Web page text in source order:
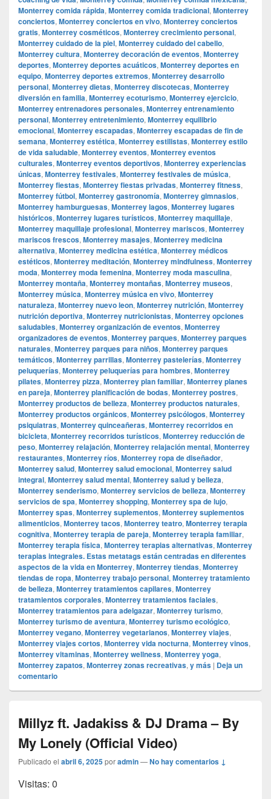
Monterrey comida rápida, Monterrey comida tradicional, Monterrey
conciertos, Monterrey conciertos en vivo, Monterrey conciertos
gratis, Monterrey cosméticos, Monterrey crecimiento personal,
Monterrey cuidado de la piel, Monterrey cuidado del cabello,
Monterrey cultura, Monterrey decoración de eventos, Monterrey
deportes, Monterrey deportes acuáticos, Monterrey deportes en
equipo, Monterrey deportes extremos, Monterrey desarrollo
personal, Monterrey dietas, Monterrey discotecas, Monterrey
diversión en familia, Monterrey ecoturismo, Monterrey ejercicio,
Monterrey entrenadores personales, Monterrey entrenamiento
personal, Monterrey entretenimiento, Monterrey equilibrio
emocional, Monterrey escapadas, Monterrey escapadas de fin de
semana, Monterrey estética, Monterrey estilistas, Monterrey estilo
de vida saludable, Monterrey eventos, Monterrey eventos
culturales, Monterrey eventos deportivos, Monterrey experiencias
únicas, Monterrey festivales, Monterrey festivales de música,
Monterrey fiestas, Monterrey fiestas privadas, Monterrey fitness,
Monterrey fútbol, Monterrey gastronomía, Monterrey gimnasios,
Monterrey hamburguesas, Monterrey lagos, Monterrey lugares
históricos, Monterrey lugares turísticos, Monterrey maquillaje,
Monterrey maquillaje profesional, Monterrey mariscos, Monterrey
mariscos frescos, Monterrey masajes, Monterrey medicina
alternativa, Monterrey medicina estética, Monterrey médicos
estéticos, Monterrey meditación, Monterrey mindfulness, Monterrey
moda, Monterrey moda femenina, Monterrey moda masculina,
Monterrey montaña, Monterrey montañas, Monterrey museos,
Monterrey música, Monterrey música en vivo, Monterrey
naturaleza, Monterrey nuevo leon, Monterrey nutrición, Monterrey
nutrición deportiva, Monterrey nutricionistas, Monterrey opciones
saludables, Monterrey organización de eventos, Monterrey
organizadores de eventos, Monterrey parques, Monterrey parques
naturales, Monterrey parques para niños, Monterrey parques
temáticos, Monterrey parrillas, Monterrey pastelerías, Monterrey
peluquerías, Monterrey peluquerías para hombres, Monterrey
pilates, Monterrey pizza, Monterrey plan familiar, Monterrey planes
en pareja, Monterrey planificación de bodas, Monterrey postres,
Monterrey productos de belleza, Monterrey productos naturales,
Monterrey productos orgánicos, Monterrey psicólogos, Monterrey
psiquiatras, Monterrey quinceañeras, Monterrey recorridos en
bicicleta, Monterrey recorridos turísticos, Monterrey reducción de
peso, Monterrey relajación, Monterrey relajación mental, Monterrey
restaurantes, Monterrey ríos, Monterrey ropa de diseñador,
Monterrey salud, Monterrey salud emocional, Monterrey salud
integral, Monterrey salud mental, Monterrey salud y belleza,
Monterrey senderismo, Monterrey servicios de belleza, Monterrey
servicios de spa, Monterrey shopping, Monterrey spa de lujo,
Monterrey spas, Monterrey suplementos, Monterrey suplementos
alimenticios, Monterrey tacos, Monterrey teatro, Monterrey terapia
cognitiva, Monterrey terapia de pareja, Monterrey terapia familiar,
Monterrey terapia física, Monterrey terapias alternativas, Monterrey
terapias integrales. Estas metatags están centradas en diferentes
aspectos de la vida en Monterrey, Monterrey tiendas, Monterrey
tiendas de ropa, Monterrey trabajo personal, Monterrey tratamiento
de belleza, Monterrey tratamientos capilares, Monterrey
tratamientos corporales, Monterrey tratamientos faciales,
Monterrey tratamientos para adelgazar, Monterrey turismo,
Monterrey turismo de aventura, Monterrey turismo ecológico,
Monterrey vegano, Monterrey vegetarianos, Monterrey viajes,
Monterrey viajes cortos, Monterrey vida nocturna, Monterrey vinos,
Monterrey vitaminas, Monterrey wellness, Monterrey yoga,
Monterrey zapatos, Monterrey zonas recreativas, y más | Deja un
comentario
Millyz ft. Jadakiss & DJ Drama – By
My Lonely (Official Video)
Publicado el abril 6, 2025poradmin—No hay comentarios ↓
Visitas: 0